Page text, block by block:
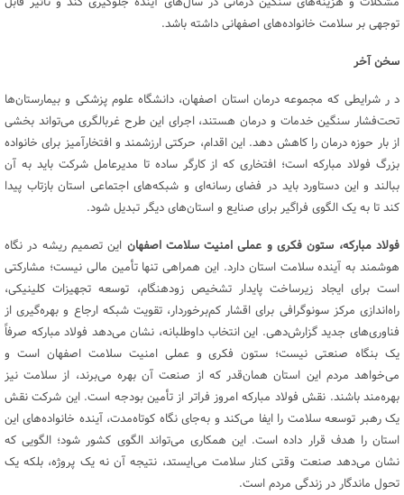
توجهی بر سلامت خانواده‌های اصفهانی داشته باشد.
سخن آخر
د ر شرایطی که مجموعه درمان استان اصفهان، دانشگاه علوم پزشکی و بیمارستان‌ها
تحت‌فشار سنگین خدمات و درمان هستند، اجرای این طرح غربالگری می‌تواند بخشی
از بار حوزه درمان را کاهش دهد. این اقدام، حرکتی ارزشمند و افتخارآمیز برای خانواده
بزرگ فولاد مبارکه است؛ افتخاری که از کارگر ساده تا مدیرعامل شرکت باید به آن
ببالند و این دستاورد باید در فضای رسانه‌ای و شبکه‌های اجتماعی استان بازتاب پیدا
کند تا به یک الگوی فراگیر برای صنایع و استان‌های دیگر تبدیل شود.
فولاد مبارکه، ستون فکری و عملی امنیت سلامت اصفهان این تصمیم ریشه در نگاه
هوشمند به آینده سلامت استان دارد. این همراهی تنها تأمین مالی نیست؛ مشارکتی
است برای ایجاد زیرساخت پایدار تشخیص زودهنگام، توسعه تجهیزات کلینیکی،
راه‌اندازی مرکز سونوگرافی برای اقشار کم‌برخوردار، تقویت شبکه ارجاع و بهره‌گیری از
فناوری‌های جدید گزارش‌دهی. این انتخاب داوطلبانه، نشان می‌دهد فولاد مبارکه صرفاً
یک بنگاه صنعتی نیست؛ ستون فکری و عملی امنیت سلامت اصفهان است و
می‌خواهد مردم این استان همان‌قدر که از صنعت آن بهره می‌برند، از سلامت نیز
بهره‌مند باشند. نقش فولاد مبارکه امروز فراتر از تأمین بودجه است. این شرکت نقش
یک رهبر توسعه سلامت را ایفا می‌کند و به‌جای نگاه کوتاه‌مدت، آینده خانواده‌های این
استان را هدف قرار داده است. این همکاری می‌تواند الگوی کشور شود؛ الگویی که
نشان می‌دهد صنعت وقتی کنار سلامت می‌ایستد، نتیجه آن نه یک پروژه، بلکه یک
تحول ماندگار در زندگی مردم است.